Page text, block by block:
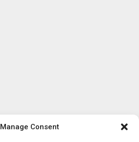
Manage Consent